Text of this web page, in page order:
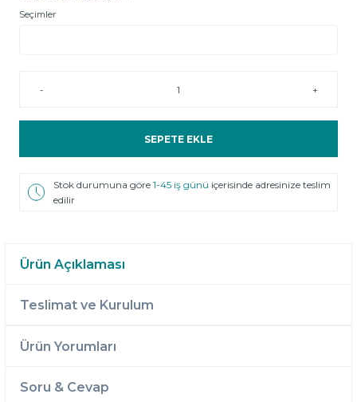
Seçimler
- +
SEPETE EKLE
Stok durumuna göre1-45 iş günü içerisinde adresinize teslim
edilir
Ürün Açıklaması
Teslimat ve Kurulum
Ürün Yorumları
Soru & Cevap